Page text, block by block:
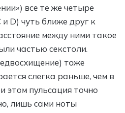
все те же четыре
и D) чуть ближе друг к
между ними такое
частью секстоли.
тоже
слегка раньше, чем в
этом пульсация точно
лишь сами ноты